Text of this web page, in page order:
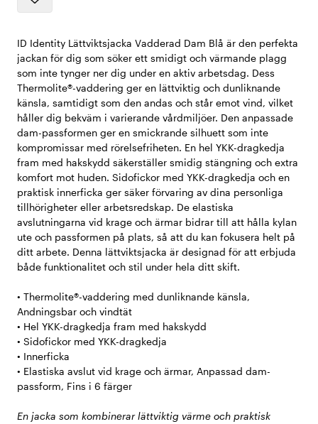
ID Identity Lättviktsjacka Vadderad Dam Blå är den perfekta
jackan för dig som söker ett smidigt och värmande plagg
som inte tynger ner dig under en aktiv arbetsdag. Dess
Thermolite®-vaddering ger en lättviktig och dunliknande
känsla, samtidigt som den andas och står emot vind, vilket
håller dig bekväm i varierande vårdmiljöer. Den anpassade
dam-passformen ger en smickrande silhuett som inte
kompromissar med rörelsefriheten. En hel YKK-dragkedja
fram med hakskydd säkerställer smidig stängning och extra
komfort mot huden. Sidofickor med YKK-dragkedja och en
praktisk innerficka ger säker förvaring av dina personliga
tillhörigheter eller arbetsredskap. De elastiska
avslutningarna vid krage och ärmar bidrar till att hålla kylan
ute och passformen på plats, så att du kan fokusera helt på
ditt arbete. Denna lättviktsjacka är designad för att erbjuda
både funktionalitet och stil under hela ditt skift.
• Thermolite®-vaddering med dunliknande känsla,
Andningsbar och vindtät
• Hel YKK-dragkedja fram med hakskydd
• Sidofickor med YKK-dragkedja
• Innerficka
• Elastiska avslut vid krage och ärmar, Anpassad dam-
passform, Fins i 6 färger
En jacka som kombinerar lättviktig värme och praktisk